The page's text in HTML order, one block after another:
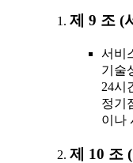
제 9 조 (
서비
기술
24시
정기
이나
제 10 조